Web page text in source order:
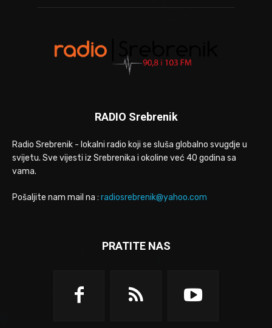
RADIO Srebrenik
Radio Srebrenik - lokalni radio koji se sluša globalno svugdje u
svijetu. Sve vijesti iz Srebrenika i okoline već 40 godina sa
vama.
Pošaljite nam mail na : radiosrebrenik@yahoo.com
PRATITE NAS